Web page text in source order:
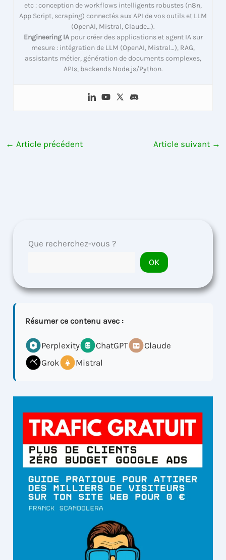
etc : conception de workflows intelligents robustes (n8n,
App Script, scraping) connectés aux API de vos outils et LLM
(OpenAI, Mistral, Claude…).
Engineering IApour créer des applications et agent IA sur
mesure : intégration de LLM (OpenAI, Mistral…), RAG,
assistants métier, génération de documents complexes,
APIs, backends Node.js/Python.
← Article précédent Article suivant →
Que recherchez-vous ?
OK
Résumer ce contenu avec :
Perplexity ChatGPT
Claude
Grok
Mistral